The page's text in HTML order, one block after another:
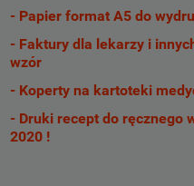
- Papier format A5 do
- Faktury dla lekarzy i
wzór
- Koperty na kartoteki
- Druki recept do ręcznego
2020 !